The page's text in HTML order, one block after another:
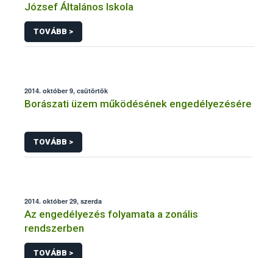
József Általános Iskola
TOVÁBB >
2014. október 9, csütörtök
Borászati üzem működésének engedélyezésére
TOVÁBB >
2014. október 29, szerda
Az engedélyezés folyamata a zonális
rendszerben
TOVÁBB >